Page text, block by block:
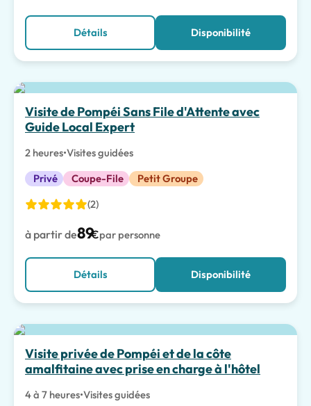
Détails Disponibilité
Meilleur choix
Visite de Pompéi Sans File d'Attente avec
Guide Local Expert
2 heures•Visites guidées
Privé
Coupe-File
Petit Groupe
(2)
à partir de89€par personne
Détails Disponibilité
Meilleur choix
Visite privée de Pompéi et de la côte
amalfitaine avec prise en charge à l'hôtel
4 à 7 heures•Visites guidées